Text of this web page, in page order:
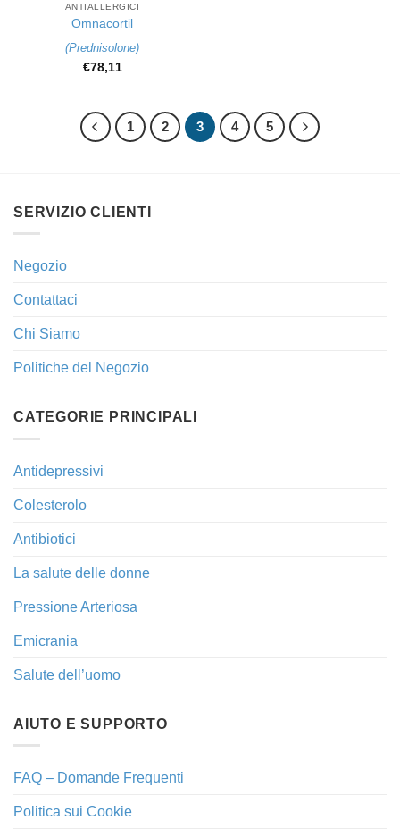
ANTIALLERGICI
Omnacortil
(Prednisolone)
€78,11
1 2 3 4 5
SERVIZIO CLIENTI
Negozio
Contattaci
Chi Siamo
Politiche del Negozio
CATEGORIE PRINCIPALI
Antidepressivi
Colesterolo
Antibiotici
La salute delle donne
Pressione Arteriosa
Emicrania
Salute dell’uomo
AIUTO E SUPPORTO
FAQ – Domande Frequenti
Politica sui Cookie